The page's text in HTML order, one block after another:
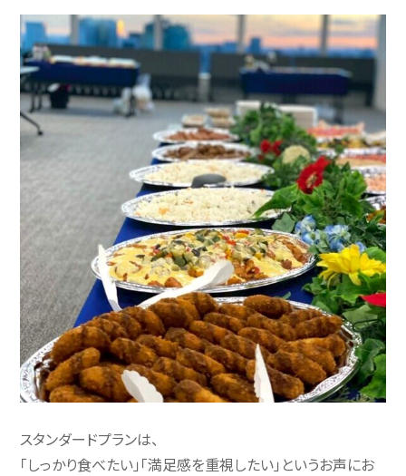
スタンダードプランは、
「しっかり食べたい」「満足感を重視したい」というお声にお